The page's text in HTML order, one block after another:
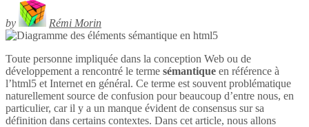
by Rémi Morin
Toute personne impliquée dans la conception Web ou de
développement a rencontré le terme sémantique en référence à
l’html5 et Internet en général. Ce terme est souvent problématique
naturellement source de confusion pour beaucoup d’entre nous, en
particulier, car il y a un manque évident de consensus sur sa
définition dans certains contextes. Dans cet article, nous allons